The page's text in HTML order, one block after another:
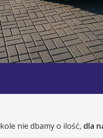
nie dbamy o ilość, dla